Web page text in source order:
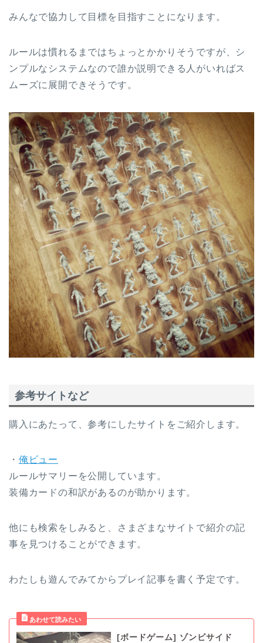
みんなで協力して目標を目指すことになります。
ルールは慣れるまではちょっとかかりそうですが、シ
ンプルなシステムなので誰か説明できる人がいればス
ムーズに展開できそうです。
参考サイトなど
購入にあたって、参考にしたサイトをご紹介します。
・ 俺ビュー
ルールサマリーを公開しています。
装備カードの和訳があるのが助かります。
他にも検索をしみると、さまざまなサイトで紹介の記
事を見つけることができます。
わたしも遊んでみてからプレイ記事を書く予定です。
[ボードゲーム] ゾンビサイド